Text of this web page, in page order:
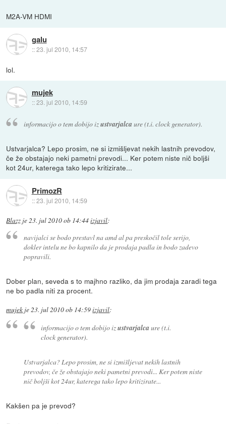
M2A-VM HDMI
galu
::23. jul 2010, 14:57
lol.
mujek
::23. jul 2010, 14:59
informacijo o tem dobijo izustvarjalca ure (t.i. clock generator).
Ustvarjalca? Lepo prosim, ne si izmišljevat nekih lastnih prevodov,
če že obstajajo neki pametni prevodi... Ker potem niste nič boljši
kot 24ur, katerega tako lepo kritizirate...
PrimozR
::23. jul 2010, 14:59
Blazz je23. jul 2010 ob 14:44izjavil:
navijalci se bodo prestavl na amd al pa preskočil tole serijo,
dokler intelu ne bo kapnilo da je prodaja padla in bodo zadevo
popravili.
Dober plan, seveda s to majhno razliko, da jim prodaja zaradi tega
ne bo padla niti za procent.
mujek je23. jul 2010 ob 14:59izjavil:
informacijo o tem dobijo izustvarjalca ure (t.i.
clock generator).
Ustvarjalca? Lepo prosim, ne si izmišljevat nekih lastnih
prevodov, če že obstajajo neki pametni prevodi... Ker potem niste
nič boljši kot 24ur, katerega tako lepo kritizirate...
Kakšen pa je prevod?